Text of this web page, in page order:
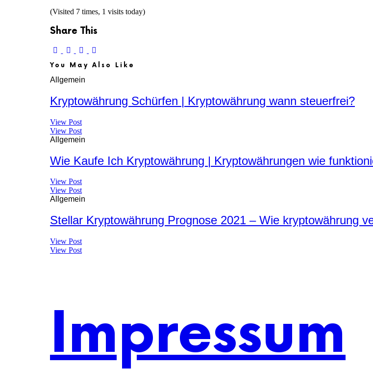
(Visited 7 times, 1 visits today)
Share This
You May Also Like
Allgemein
Kryptowährung Schürfen | Kryptowährung wann steuerfrei?
View Post
View Post
Allgemein
Wie Kaufe Ich Kryptowährung | Kryptowährungen wie
View Post
View Post
Allgemein
Stellar Kryptowährung Prognose 2021 – Wie kryptowährung
View Post
View Post
Impressum